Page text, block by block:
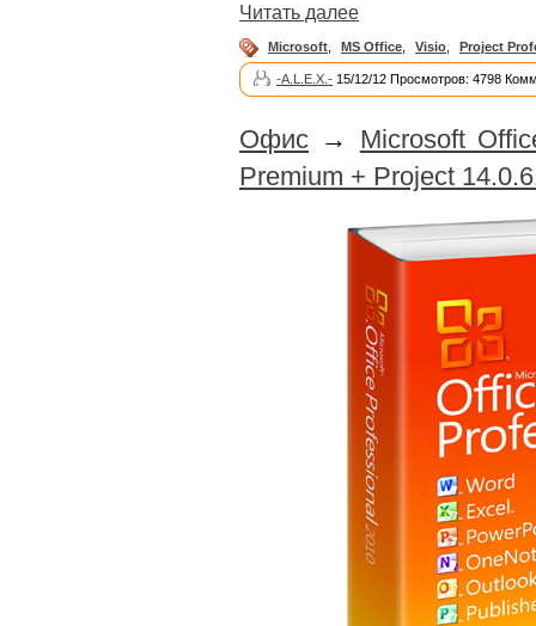
Читать далее
Microsoft MS Office Visio Project
-A.L.E.X.- 15/12/12 Просмотров: 4798
Офис → Microsoft
Premium + Project